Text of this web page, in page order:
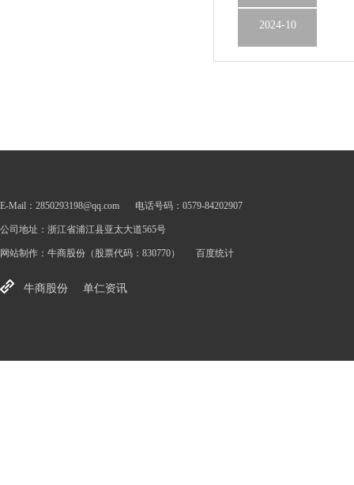
2024-10
E-Mail：2850293198@qq.com 电话号码：0579-84202907
公司地址：浙江省浦江县亚太大道565号
网站制作： 牛商股份 （股票代码：830770） 百度统计
牛商股份 单仁资讯